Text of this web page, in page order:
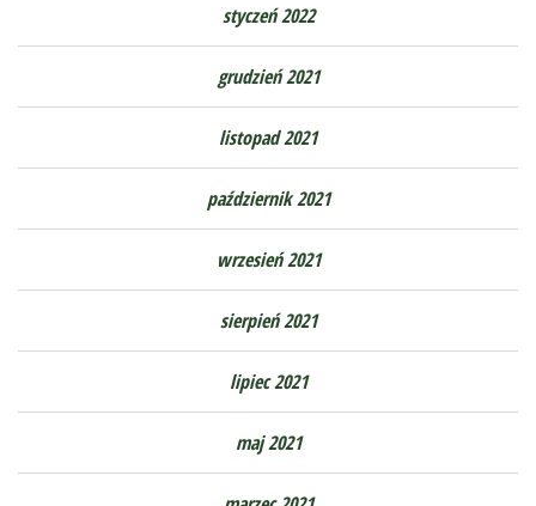
styczeń 2022
grudzień 2021
listopad 2021
październik 2021
wrzesień 2021
sierpień 2021
lipiec 2021
maj 2021